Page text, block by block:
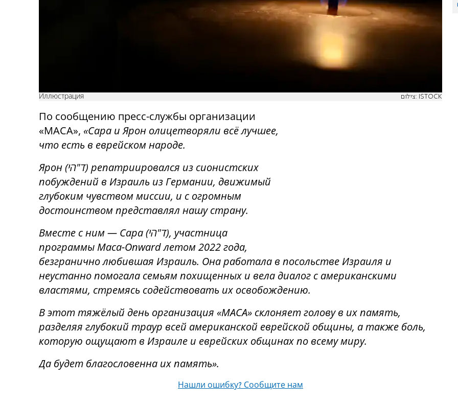
Иллюстрация צילום: ISTOCK
По сообщению пресс-службы организации
«МАСА», «Сара и Ярон олицетворяли всё лучшее,
что есть в еврейском народе.
Ярон(הי"ד) репатриировался из сионистских
побуждений в Израиль из Германии, движимый
глубоким чувством миссии, и с огромным
достоинством представлял нашу страну.
Вместе с ним — Сара(הי"ד), участница
программы Maса-Onward летом 2022 года,
безгранично любившая Израиль. Она работала в посольстве Израиля и
неустанно помогала семьям похищенных и вела диалог с американскими
властями, стремясь содействовать их освобождению.
В этот тяжёлый день организация «МАСА» склоняет голову в их память,
разделяя глубокий траур всей американской еврейской общины, а также боль,
которую ощущают в Израиле и еврейских общинах по всему миру.
Да будет благословенна их память».
Нашли ошибку? Сообщите нам